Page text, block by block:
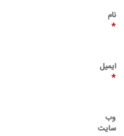
نام
*
ایمیل
*
وب‌
سایت